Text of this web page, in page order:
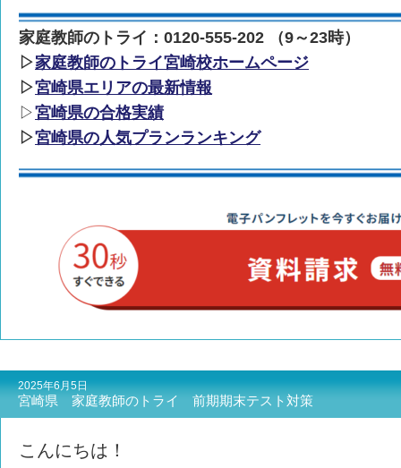
家庭教師のトライ：0120-555-202 （9～23時）
▷家庭教師のトライ宮崎校ホームページ
▷宮崎県エリアの最新情報
▷宮崎県の合格実績
▷宮崎県の人気プランランキング
2025年6月5日
宮崎県 家庭教師のトライ 前期期末テスト対策
こんにちは！